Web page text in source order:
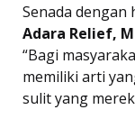
Senada dengan
Adara Relief,
“Bagi
memiliki arti
sulit yang